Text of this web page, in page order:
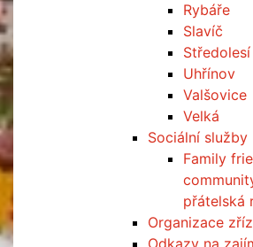
Rybáře
Slavíč
Středolesí
Uhřínov
Valšovice
Velká
Sociální služby
Family
přátelská
Organizace
Odkazy na